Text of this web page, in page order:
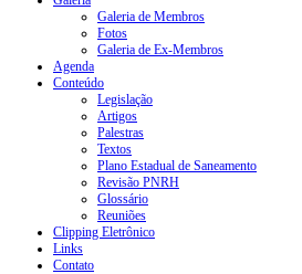
Galeria de Membros
Fotos
Galeria de Ex-Membros
Agenda
Conteúdo
Legislação
Artigos
Palestras
Textos
Plano Estadual de Saneamento
Revisão PNRH
Glossário
Reuniões
Clipping Eletrônico
Links
Contato